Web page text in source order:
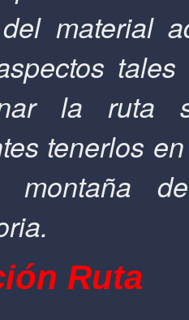
material
la
tenerlos
montaña
Ruta